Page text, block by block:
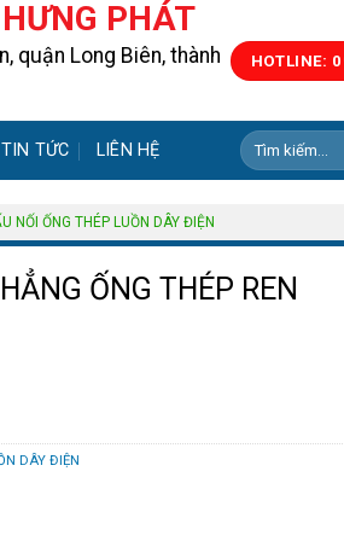
PHÁT
quận Long Biên, thành HOTLINE:
TIN TỨC LIÊN HỆ
Tìm
kiếm:
NỐI ỐNG THÉP LUỒN DÂY ĐIỆN
ỐNG THÉP REN
DÂY ĐIỆN